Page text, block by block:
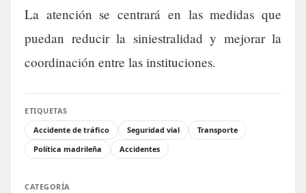
La atención se centrará en las medidas que
puedan reducir la siniestralidad y mejorar la
coordinación entre las instituciones.
ETIQUETAS
Accidente de tráfico
Seguridad vial
Transporte
Política madrileña
Accidentes
CATEGORÍA